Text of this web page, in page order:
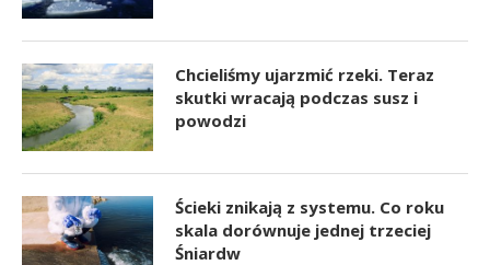
Chcieliśmy ujarzmić rzeki. Teraz
skutki wracają podczas susz i
powodzi
Ścieki znikają z systemu. Co roku
skala dorównuje jednej trzeciej
Śniardw